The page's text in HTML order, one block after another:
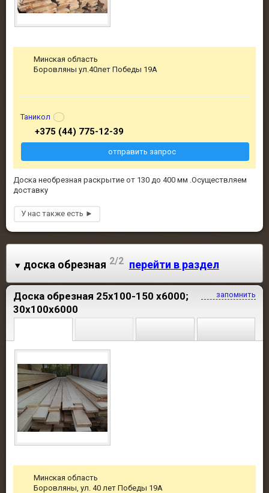
Доска необрезная раскрытие от 130 до 400 мм .Осуществляем
доставку
Минская область
Боровляны ул.40лет Победы 19А
Таникол
+375 (44) 775-12-39
отправить запрос
доска обрезная 2/2 перейти в раздел
запомнить
Доска обрезная 25х100-150 х6000;
30х100х6000
Минская область
Боровляны, ул. 40 лет Победы 19А